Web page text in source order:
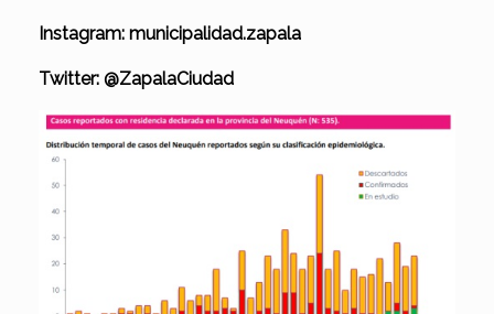
Instagram: municipalidad.zapala
Twitter: @ZapalaCiudad